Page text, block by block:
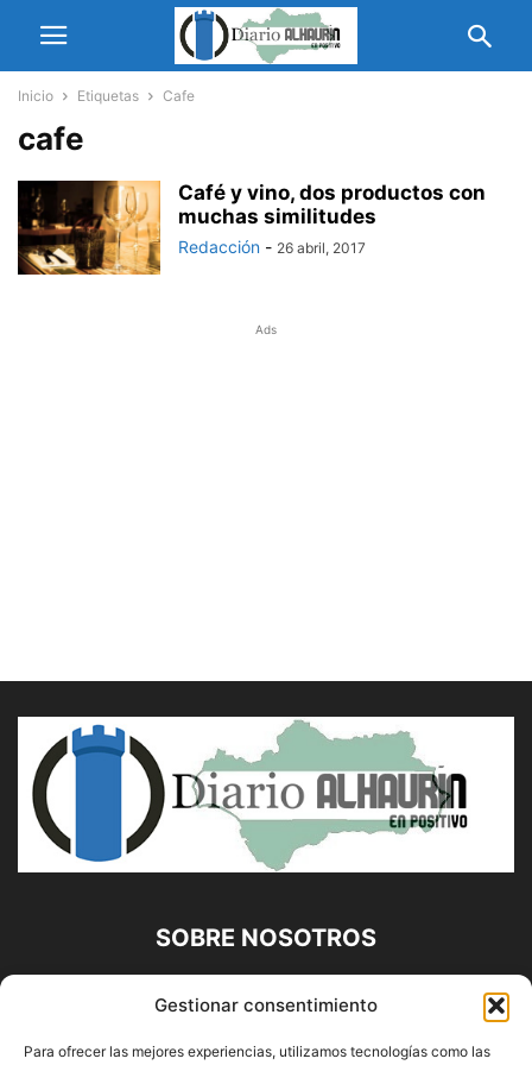
Gestionar consentimiento
Para ofrecer las mejores experiencias, utilizamos tecnologías como las
Inicio Etiquetas Cafe
cafe
Café y vino, dos productos con
muchas similitudes
Redacción - 26 abril, 2017
Ads
SOBRE NOSOTROS
Diario Alhaurín (www.alhaurindelatorre.com) Propiedad de
Francisco E. López López | 639 95 71 95 | Noticias de
Alhaurín de la Torre, Málaga y Provincia|